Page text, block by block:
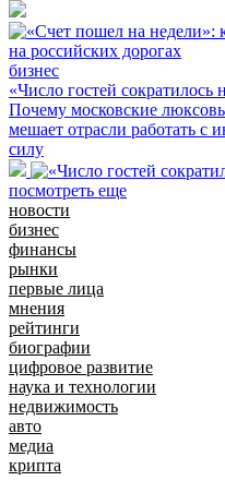
бизнес
«Число гостей сократилось
Почему московские
мешает отрасли работать с
силу
посмотреть еще
новости
бизнес
финансы
рынки
первые лица
мнения
рейтинги
биографии
цифровое развитие
наука и технологии
недвижимость
авто
медиа
крипта